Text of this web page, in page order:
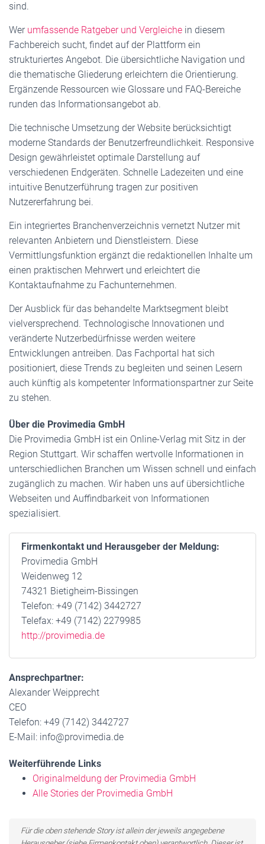
sind.
Wer umfassende Ratgeber und Vergleiche in diesem
Fachbereich sucht, findet auf der Plattform ein
strukturiertes Angebot. Die übersichtliche Navigation und
die thematische Gliederung erleichtern die Orientierung.
Ergänzende Ressourcen wie Glossare und FAQ-Bereiche
runden das Informationsangebot ab.
Die technische Umsetzung der Website berücksichtigt
moderne Standards der Benutzerfreundlichkeit. Responsive
Design gewährleistet optimale Darstellung auf
verschiedenen Endgeräten. Schnelle Ladezeiten und eine
intuitive Benutzerführung tragen zur positiven
Nutzererfahrung bei.
Ein integriertes Branchenverzeichnis vernetzt Nutzer mit
relevanten Anbietern und Dienstleistern. Diese
Vermittlungsfunktion ergänzt die redaktionellen Inhalte um
einen praktischen Mehrwert und erleichtert die
Kontaktaufnahme zu Fachunternehmen.
Der Ausblick für das behandelte Marktsegment bleibt
vielversprechend. Technologische Innovationen und
veränderte Nutzerbedürfnisse werden weitere
Entwicklungen antreiben. Das Fachportal hat sich
positioniert, diese Trends zu begleiten und seinen Lesern
auch künftig als kompetenter Informationspartner zur Seite
zu stehen.
Über die Provimedia GmbH
Die Provimedia GmbH ist ein Online-Verlag mit Sitz in der
Region Stuttgart. Wir schaffen wertvolle Informationen in
unterschiedlichen Branchen um Wissen schnell und einfach
zugänglich zu machen. Wir haben uns auf übersichtliche
Webseiten und Auffindbarkeit von Informationen
spezialisiert.
Firmenkontakt und Herausgeber der Meldung:
Provimedia GmbH
Weidenweg 12
74321 Bietigheim-Bissingen
Telefon: +49 (7142) 3442727
Telefax: +49 (7142) 2279985
http://provimedia.de
Ansprechpartner:
Alexander Weipprecht
CEO
Telefon: +49 (7142) 3442727
E-Mail: info@provimedia.de
Weiterführende Links
Originalmeldung der Provimedia GmbH
Alle Stories der Provimedia GmbH
Für die oben stehende Story ist allein der jeweils angegebene